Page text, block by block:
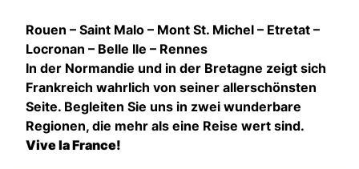
Rouen – Saint Malo – Mont St. Michel – Etretat –
Locronan – Belle Ile – Rennes
In der Normandie und in der Bretagne zeigt sich
Frankreich wahrlich von seiner allerschönsten
Seite. Begleiten Sie uns in zwei wunderbare
Regionen, die mehr als eine Reise wert sind.
Vive la France!